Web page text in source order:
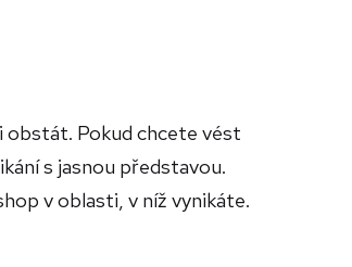
obstát. Pokud chcete vést
s jasnou představou.
v oblasti, v níž vynikáte.